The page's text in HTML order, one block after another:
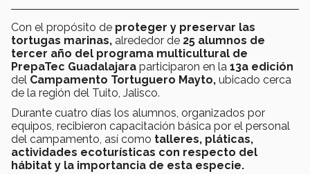
Con el propósito de proteger y preservar las
tortugas marinas, alrededor de 25 alumnos de
tercer año del programa multicultural de
PrepaTec Guadalajara participaron en la 13a edición
del Campamento Tortuguero Mayto, ubicado cerca
de la región del Tuito, Jalisco.
Durante cuatro días los alumnos, organizados por
equipos, recibieron capacitación básica por el personal
del campamento, así como talleres, pláticas,
actividades ecoturísticas con respecto del
hábitat y la importancia de esta especie.